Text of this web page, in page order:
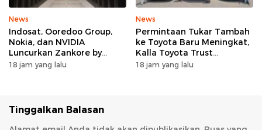
News
Indosat, Ooredoo Group,
Nokia, dan NVIDIA
Luncurkan Zankore by
Indosat, Siap Layani
Terintegerasi
18 jam yang lalu
News
Permintaan Tukar Tambah
ke Toyota Baru Meningkat,
Kalla Toyota Trust
Catatkan Rekor Baru di Juli
18 jam yang lalu
Tinggalkan Balasan